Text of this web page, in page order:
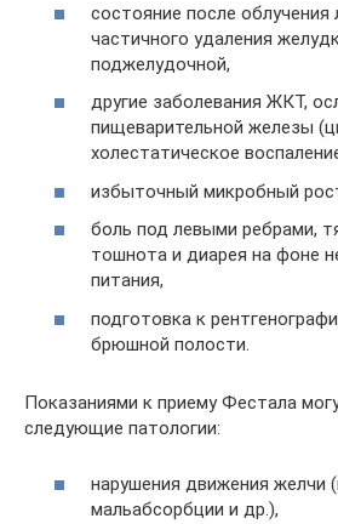
состояние после облучения
частичного удаления
поджелудочной,
другие заболевания ЖКТ,
пищеварительной железы
холестатическое
избыточный микробный
боль под левыми ребрами,
тошнота и диарея на фоне
питания,
подготовка к
брюшной полости.
Показаниями к приему Фестала
следующие патологии:
нарушения движения желчи
мальабсорбции и др.),